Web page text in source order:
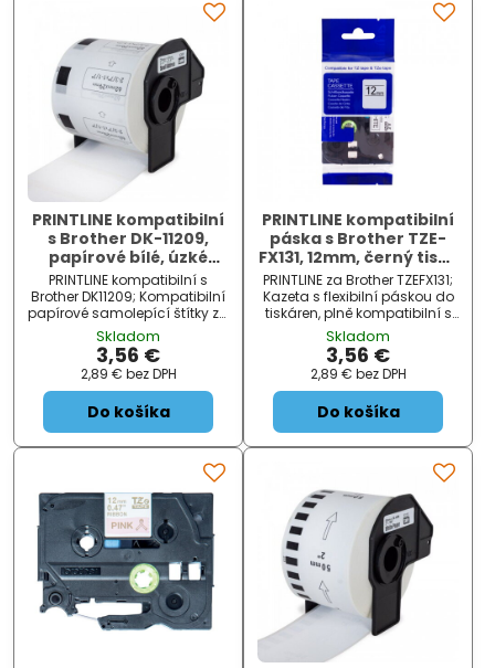
PRINTLINE kompatibilní
s Brother DK-11209,
papírové bílé, úzké
adresy, 29 x 62mm,
800ks
PRINTLINE kompatibilní s
Brother DK11209; Kompatibilní
papírové samolepící štítky za
Brother DK11209. Štítky jsou
určeny pouze pro tiskárny
štítků BROTHER QL. ZÁKLADNÍ
SPECIFIKACE; Typ:...
Skladom
3,56 €
2,89 € bez DPH
Do košíka
PRINTLINE kompatibilní
páska s Brother TZE-
FX131, 12mm, černý tisk /
průhl. podklad,
laminovaná
PRINTLINE za Brother TZEFX131;
Kazeta s flexibilní páskou do
tiskáren, plně kompatibilní s
páskami Brother. Pásky jsou
testovány v náročných
podmínkách: vhodné pro 80
až 150°C a odolává i
chemikáliím. Jsou ideální p...
Skladom
3,56 €
2,89 € bez DPH
Do košíka